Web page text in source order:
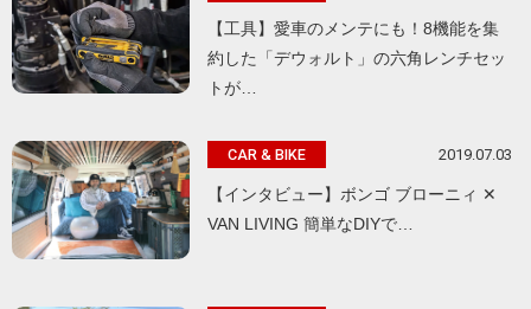
【工具】愛車のメンテにも！8機能を集
約した「デウォルト」の六角レンチセッ
トが…
CAR & BIKE 2019.07.03
【インタビュー】ボンゴ ブローニィ ✕
VAN LIVING 簡単なDIYで…